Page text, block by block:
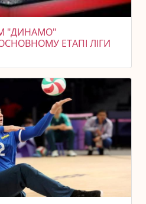
"ДИНАМО"
ЕТАПІ ЛІГИ